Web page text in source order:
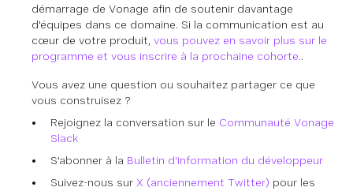
démarrage de Vonage afin de soutenir davantage
d'équipes dans ce domaine. Si la communication est au
cœur de votre produit, vous pouvez en savoir plus sur le
programme et vous inscrire à la prochaine cohorte..
Vous avez une question ou souhaitez partager ce que
vous construisez ?
Rejoignez la conversation sur le Communauté Vonage
Slack
S'abonner à la Bulletin d'information du développeur
Suivez-nous sur X (anciennement Twitter) pour les